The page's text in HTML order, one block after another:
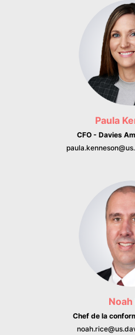
Paula
CFO - Davies
Noah
Chef de la